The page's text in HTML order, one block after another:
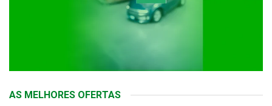
AS MELHORES OFERTAS